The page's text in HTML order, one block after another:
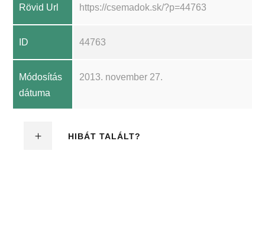
Rövid Url https://csemadok.sk/?p=44763
ID 44763
Módosítás
dátuma
2013. november 27.
HIBÁT TALÁLT?